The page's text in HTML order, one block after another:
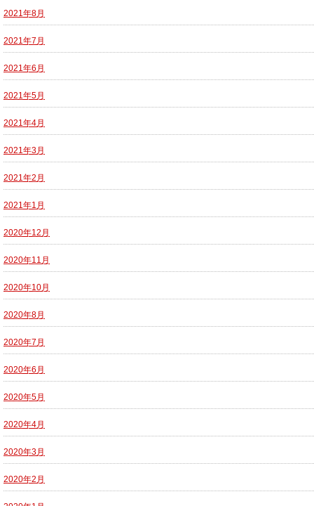
2021年8月
2021年7月
2021年6月
2021年5月
2021年4月
2021年3月
2021年2月
2021年1月
2020年12月
2020年11月
2020年10月
2020年8月
2020年7月
2020年6月
2020年5月
2020年4月
2020年3月
2020年2月